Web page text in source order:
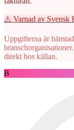
⚠️ Varnad av Svensk
Uppgifterna är
direkt hos källan.
B